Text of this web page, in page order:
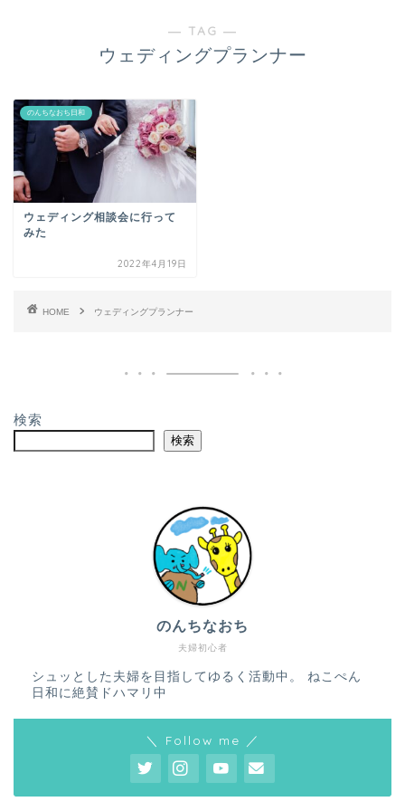
― TAG ―
ウェディングプランナー
のんちなおち日和
ウェディング相談会に行って
みた
2022年4月19日
HOME ウェディングプランナー
検索
検索
夫婦初心者
のんちなおち
シュッとした夫婦を目指してゆるく活動中。 ねこぺん
日和に絶賛ドハマリ中
＼ Follow me ／